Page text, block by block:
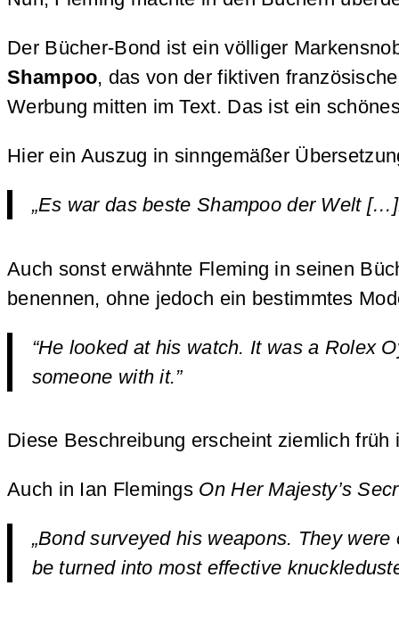
Der Bücher-Bond ist ein völliger
Shampoo, das von der fiktiven
Werbung mitten im Text. Das ist ein
Hier ein Auszug in sinngemäßer
„Es war das beste Shampoo der Welt
Auch sonst erwähnte Fleming in seinen
benennen, ohne jedoch ein bestimmtes
“He looked at his watch. It was a Rolex
someone with it.”
Diese Beschreibung erscheint ziemlich
Auch in Ian Flemings On Her Majesty’s
„Bond surveyed his weapons. They
be turned into most effective